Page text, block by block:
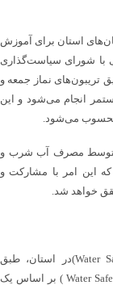
استان برای آموزش
با شورای سیاست‌گذاری
تریبون‌های نماز جمعه و
انجام می‌شود و این
محسوب می‌شود.
متوسط مصرف آب شرب و
این امر با مشارکت و
خواهد شد.
شبانی از اجرای مستمر برنامه ایمنی آب (Water Safety Plan)در استان، طبق
برنامه‌ای مدون خبر داد و گفت: برنامه ایمنی آب (Water Safety Plan ) بر اساس یک